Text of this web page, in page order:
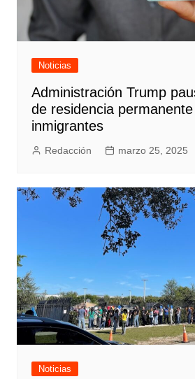
Noticias
Administración Trump
de residencia
inmigrantes
Redacción marzo 25, 2025
Noticias